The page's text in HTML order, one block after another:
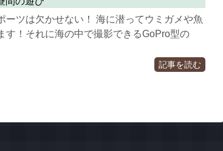
ーツは欠かせない！ 海に潜ってウミガメや魚
す！それに海の中で撮影できるGoPro型の
記事を読む